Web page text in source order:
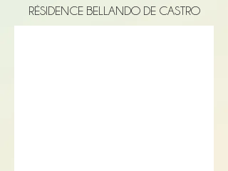
RÉSIDENCE BELLANDO DE CASTRO